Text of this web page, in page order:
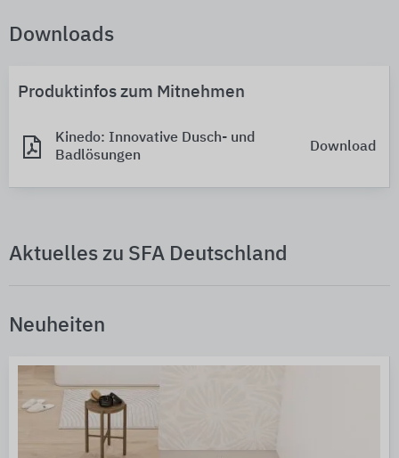
Downloads
Produktinfos zum Mitnehmen
Kinedo: Innovative Dusch- und
Badlösungen
Download
Aktuelles zu SFA Deutschland
Neuheiten